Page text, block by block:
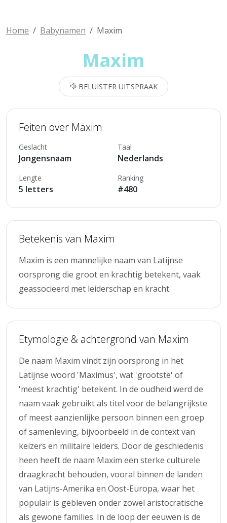
Home Babynamen Maxim
Maxim
BELUISTER UITSPRAAK
Feiten over Maxim
Geslacht
Jongensnaam
Taal
Nederlands
Lengte
5 letters
Ranking
#480
Betekenis van Maxim
Maxim is een mannelijke naam van Latijnse
oorsprong die groot en krachtig betekent, vaak
geassocieerd met leiderschap en kracht.
Etymologie & achtergrond van Maxim
De naam Maxim vindt zijn oorsprong in het
Latijnse woord 'Maximus', wat 'grootste' of
'meest krachtig' betekent. In de oudheid werd de
naam vaak gebruikt als titel voor de belangrijkste
of meest aanzienlijke persoon binnen een groep
of samenleving, bijvoorbeeld in de context van
keizers en militaire leiders. Door de geschiedenis
heen heeft de naam Maxim een sterke culturele
draagkracht behouden, vooral binnen de landen
van Latijns-Amerika en Oost-Europa, waar het
populair is gebleven onder zowel aristocratische
als gewone families. In de loop der eeuwen is de